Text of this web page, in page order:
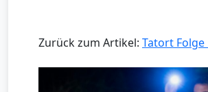
Zurück zum Artikel: Tatort Folge